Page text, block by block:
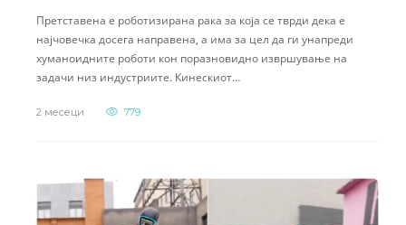
Претставена е роботизирана рака за која се тврди дека е
најчовечка досега направена, а има за цел да ги унапреди
хуманоидните роботи кон поразновидно извршување на
задачи низ индустриите. Кинескиот…
2 месеци 779